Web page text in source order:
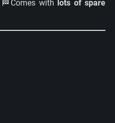
with lots of spare